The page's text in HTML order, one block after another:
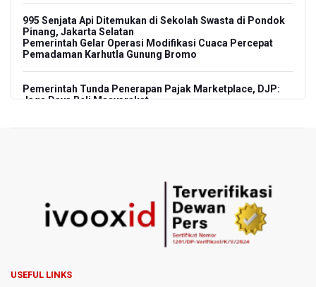
995 Senjata Api Ditemukan di Sekolah Swasta di Pondok
Pinang, Jakarta Selatan
Pemerintah Gelar Operasi Modifikasi Cuaca Percepat
Pemadaman Karhutla Gunung Bromo
Pemerintah Tunda Penerapan Pajak Marketplace, DJP:
Jaga Daya Beli Masyarakat
KPK Sebut Pejabat Kemenhut Diduga Menerima 12.500
Dolar Singapura dari Bupati Kuantan Singingi Nonaktif
Amnesty International Desak Hentikan Sementara dan
USEFUL LINKS